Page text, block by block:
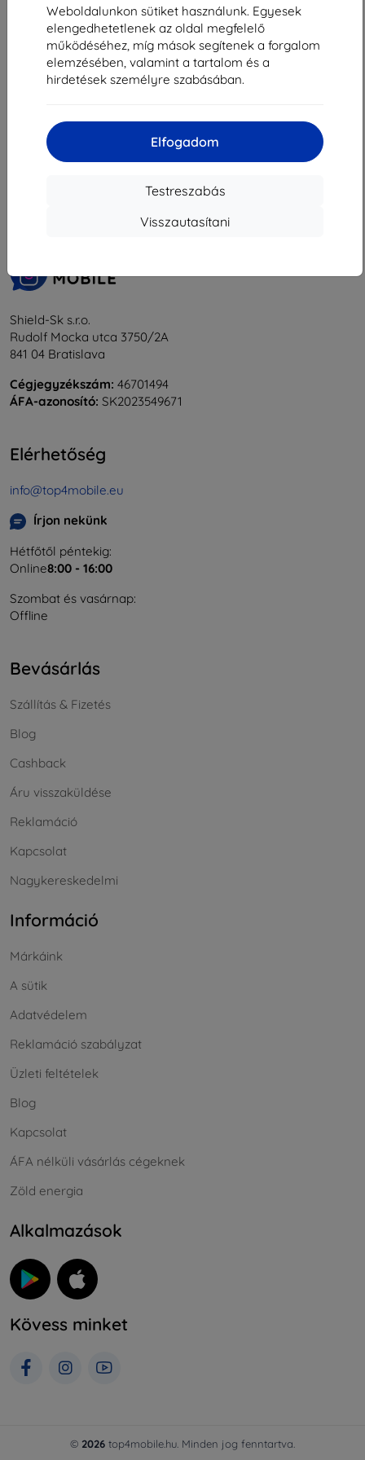
Weboldalunkon sütiket használunk. Egyesek
elengedhetetlenek az oldal megfelelő
működéséhez, míg mások segítenek a forgalom
elemzésében, valamint a tartalom és a
hirdetések személyre szabásában.
Elfogadom
Testreszabás
Visszautasítani
6 990 Ft
6 291 Ft
Raktáron 4 darab
Raktáron > 5 darab
Összes találat
Shield-Sk s.r.o.
Rudolf Mocka utca 3750/2A
841 04 Bratislava
Cégjegyzékszám: 46701494
ÁFA-azonosító: SK2023549671
Elérhetőség
info@top4mobile.eu
Írjon nekünk
Hétfőtől péntekig:
Online8:00 - 16:00
Szombat és vasárnap:
Offline
Bevásárlás
Szállítás & Fizetés
Blog
Cashback
Áru visszaküldése
Reklamáció
Kapcsolat
Nagykereskedelmi
Információ
Márkáink
A sütik
Adatvédelem
Reklamáció szabályzat
Üzleti feltételek
Blog
Kapcsolat
ÁFA nélküli vásárlás cégeknek
Zöld energia
Alkalmazások
Kövess minket
© 2026 top4mobile.hu. Minden jog fenntartva.